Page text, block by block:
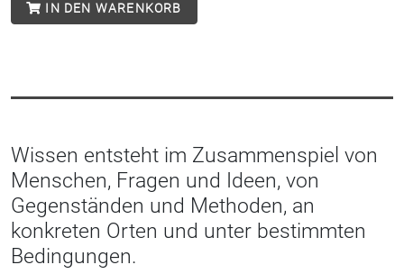
IN DEN WARENKORB
Wissen entsteht im Zusammenspiel von
Menschen, Fragen und Ideen, von
Gegenständen und Methoden, an
konkreten Orten und unter bestimmten
Bedingungen.